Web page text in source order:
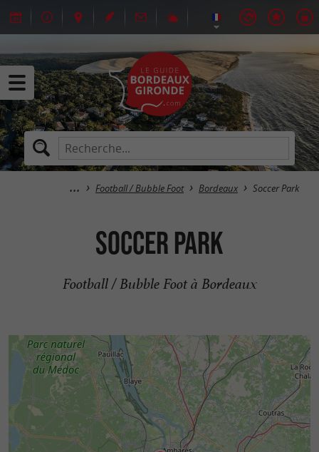
Football / Bubble Foot Bordeaux Soccer Park
Soccer Park
Football / Bubble Foot à Bordeaux